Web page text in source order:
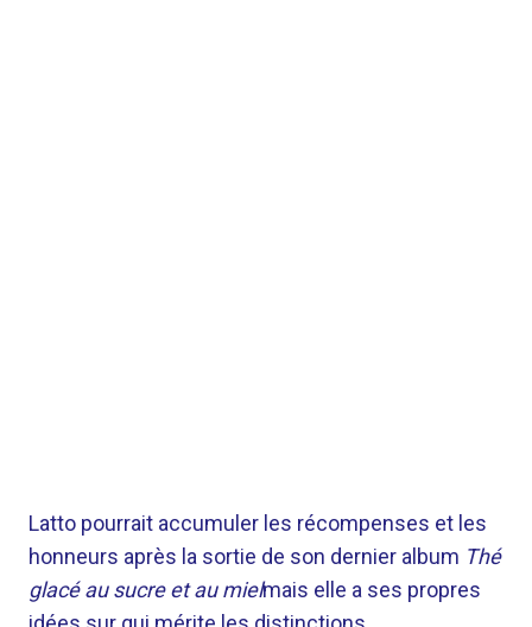
Latto pourrait accumuler les récompenses et les
honneurs après la sortie de son dernier album Thé
glacé au sucre et au mielmais elle a ses propres